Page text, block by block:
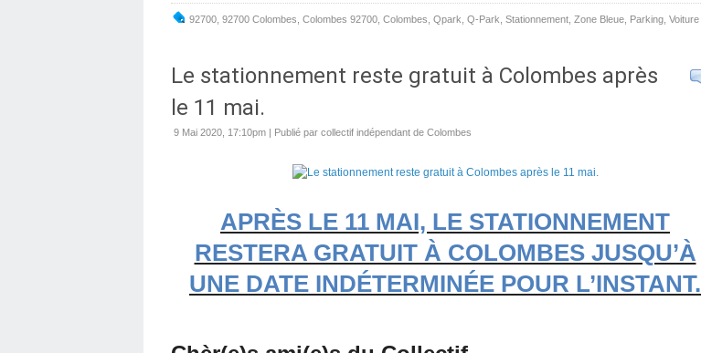
92700 92700 Colombes Colombes 92700 Colombes Qpark Q-Park Stationnement Zone Bleue Parking Voiture
Le stationnement reste gratuit à Colombes après
le 11 mai.
9 Mai 2020, 17:10pm | Publié par collectif indépendant de Colombes
APRÈS LE 11 MAI, LE STATIONNEMENT
RESTERA GRATUIT À COLOMBES JUSQU’À
UNE DATE INDÉTERMINÉE POUR L’INSTANT.